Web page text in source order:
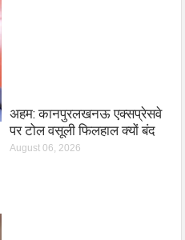
अहम: कानपुरलखनऊ एक्सप्रेसवे
पर टोल वसूली फिलहाल क्यों बंद
August 06, 2026